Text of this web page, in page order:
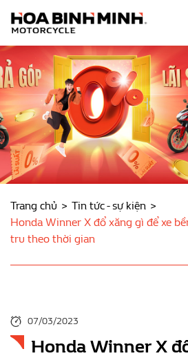
Trang chủ
Tin tức - sự kiện
Honda Winner X đổ xăng gì để xe
tru theo thời gian
07/03/2023
Honda Winner X